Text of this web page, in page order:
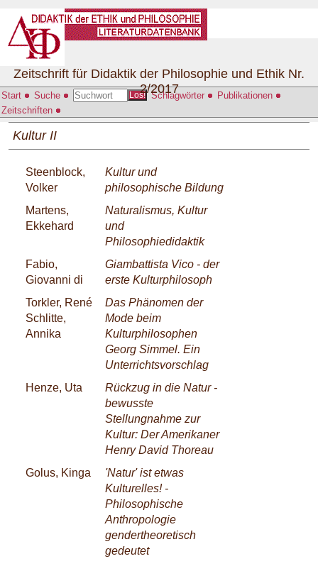
Start Suche Los! Schlagwörter
Publikationen
Zeitschriften
Zeitschrift für Didaktik der Philosophie und Ethik Nr.
2/2017
Kultur II
Steenblock,
Volker
Kultur und
philosophische Bildung
Martens,
Ekkehard
Naturalismus, Kultur
und
Philosophiedidaktik
Fabio,
Giovanni di
Giambattista Vico - der
erste Kulturphilosoph
Torkler, René
Schlitte,
Annika
Das Phänomen der
Mode beim
Kulturphilosophen
Georg Simmel. Ein
Unterrichtsvorschlag
Henze, Uta
Rückzug in die Natur -
bewusste
Stellungnahme zur
Kultur: Der Amerikaner
Henry David Thoreau
Golus, Kinga
'Natur' ist etwas
Kulturelles! -
Philosophische
Anthropologie
gendertheoretisch
gedeutet